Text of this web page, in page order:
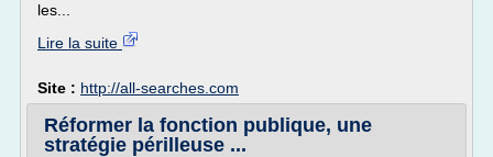
les...
Lire la suite
Site : http://all-searches.com
Réformer la fonction publique, une
stratégie périlleuse ...